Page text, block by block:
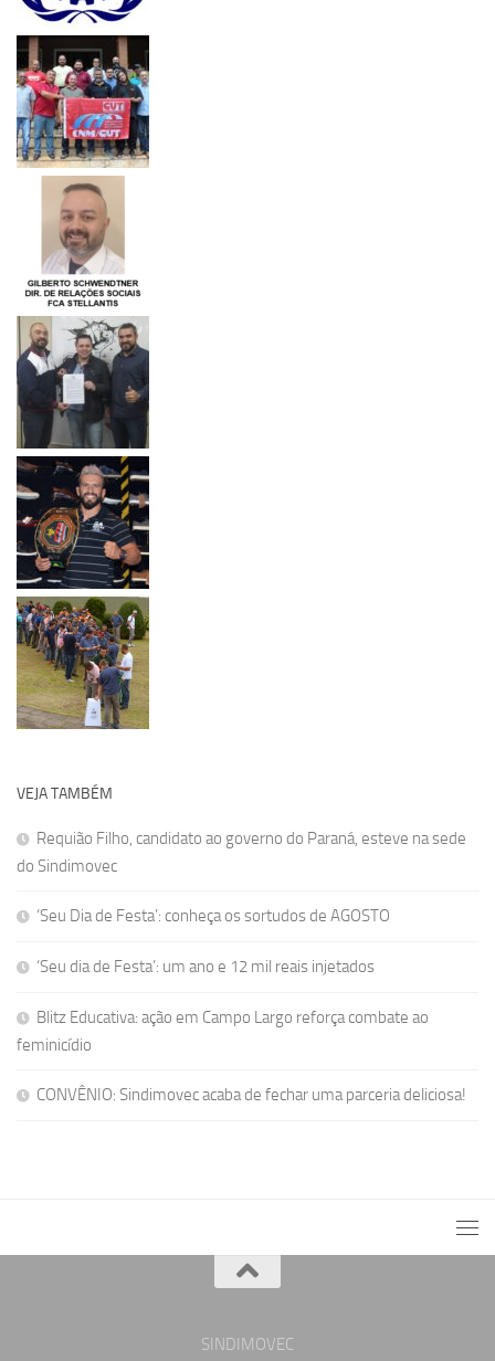
VEJA TAMBÉM
Requião Filho, candidato ao governo do Paraná, esteve na sede
do Sindimovec
‘Seu Dia de Festa’: conheça os sortudos de AGOSTO
‘Seu dia de Festa’: um ano e 12 mil reais injetados
Blitz Educativa: ação em Campo Largo reforça combate ao
feminicídio
CONVÊNIO: Sindimovec acaba de fechar uma parceria deliciosa!
SINDIMOVEC